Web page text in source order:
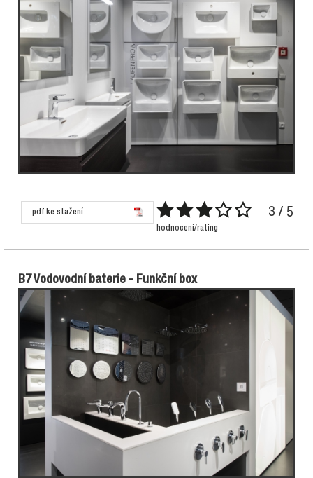
pdf ke stažení 3 / 5
hodnocení/rating
B7 Vodovodní baterie - Funkční box